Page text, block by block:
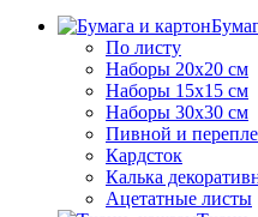
По листу
Наборы 20х20 см
Наборы 15х15 см
Наборы 30х30 см
Пивной и
Кардсток
Калька
Ацетатные листы